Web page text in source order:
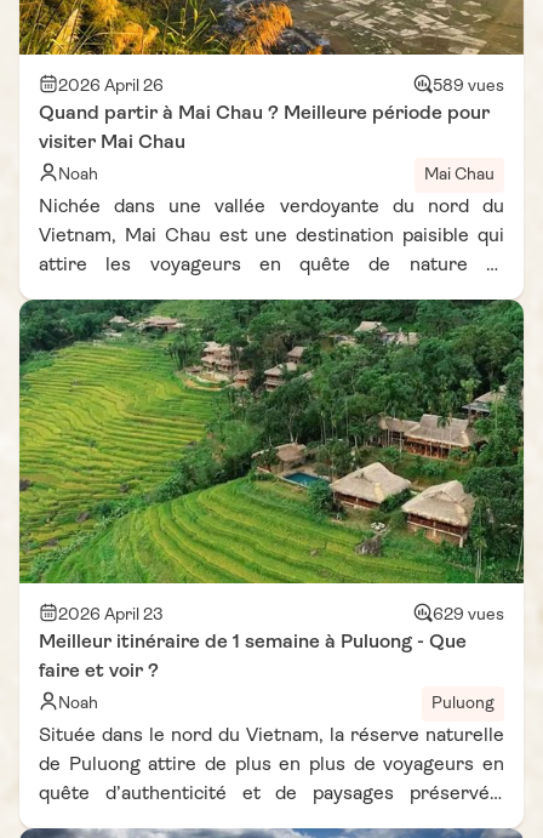
2026 April 26 589 vues
Quand partir à Mai Chau ? Meilleure période pour
visiter Mai Chau
Noah Mai Chau
Nichée dans une vallée verdoyante du nord du
Vietnam, Mai Chau est une destination paisible qui
attire les voyageurs en quête de nature et
cette région, il est essentiel de bien choisir la
période de voyage. La meilleure période pour visiter
Mai Chau dépend fortement du climat, des rizières
et des activités possibles sur place. Selon notre
expérience et plusieurs récits inspirés d’un carnet
de voyage Vietnam Vie D'Asie, savoir quand partir à
Mai Chau permet de transformer complètement le
séjour. Entre rizières changeantes, villages
ethniques et paysages de montagne, chaque saison
offre une ambiance différente et unique.
2026 April 23 629 vues
Meilleur itinéraire de 1 semaine à Puluong - Que
faire et voir ?
Noah Puluong
Située dans le nord du Vietnam, la réserve naturelle
de Puluong attire de plus en plus de voyageurs en
quête d’authenticité et de paysages préservés.